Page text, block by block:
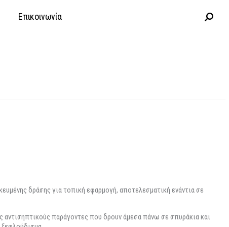
Επικοινωνία
δράσης για τοπική εφαρμογή, αποτελεσματική ενάντια σε
αντισηπτικούς παράγοντες που δρουν άμεσα πάνω σε σπυράκια και